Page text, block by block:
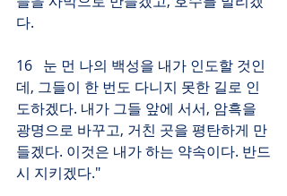
다.
16   눈 먼 나의 백성을 내가 인도할 것인
데, 그들이 한 번도 다니지 못한 길로 인
도하겠다. 내가 그들 앞에 서서, 암흑을
광명으로 바꾸고, 거친 곳을 평탄하게 만
들겠다. 이것은 내가 하는 약속이다. 반드
시 지키겠다."